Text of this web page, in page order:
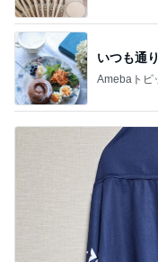
いつも通
Amebaトピ